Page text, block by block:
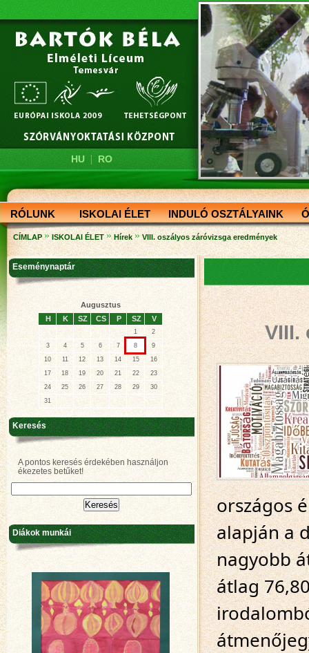
HU| RO
RÓLUNK ISKOLAI ÉLET INDULÓ OSZTÁLYAINK
CÍMLAP » ISKOLAI ÉLET » Hírek » VIII. oszályos záróvizsga eredmények
VIII.
országos
alapján a
nagyobb
átlag
Eseménynaptár
Augusztus
H
K SZ CS P SZ V
1
2
3
4 5 6 7 8
9
10
11 12 13 14 15
16
17
18 19 20 21 22
23
24
25 26 27 28 29
30
31
Keresés
A pontos keresés érdekében használjon
ékezetes betűket!
Diákok munkái